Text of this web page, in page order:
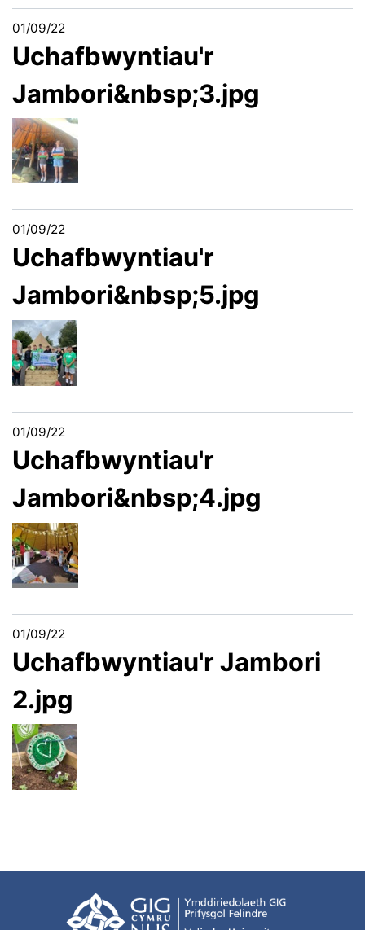
01/09/22
Uchafbwyntiau'r
Jambori&nbsp;3.jpg
01/09/22
Uchafbwyntiau'r
Jambori&nbsp;5.jpg
01/09/22
Uchafbwyntiau'r
Jambori&nbsp;4.jpg
01/09/22
Uchafbwyntiau'r Jambori
2.jpg